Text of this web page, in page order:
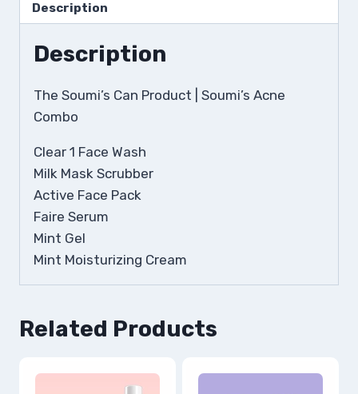
Description
Description
The Soumi’s Can Product | Soumi’s Acne
Combo
Clear 1 Face Wash
Milk Mask Scrubber
Active Face Pack
Faire Serum
Mint Gel
Mint Moisturizing Cream
Related Products